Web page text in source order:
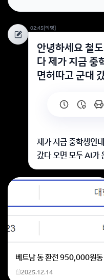
02:45[익명]
안녕하세요 철
다 제가 지금 중
면허따고 군대
제가 지금 중학생인
갔다 오면 모두 AI가
이 된다는게 사실인
몇 년도 부터 AI가 기
향후 그럴 수 있다는
철은 무인자동운전
회원가입 혹은 광고
베트남 동 환전 950,000원동
2025.12.14